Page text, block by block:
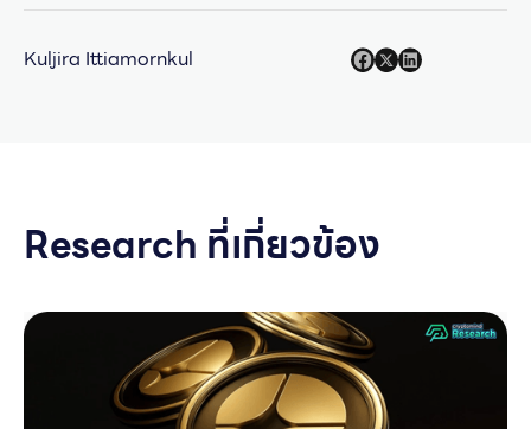
Kuljira Ittiamornkul
Research ที่เกี่ยวข้อง